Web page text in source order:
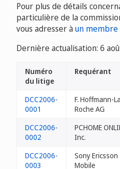
Pour plus de détails
particulière de la
vous adresser àun membre
Dernière actualisation: 6
Numéro
du litige
Requérant
DCC2006-
0001
F. Hoffmann-La
Roche AG
DCC2006-
0002
PCHOME
Inc.
DCC2006-
0003
Sony Ericsson
Mobile